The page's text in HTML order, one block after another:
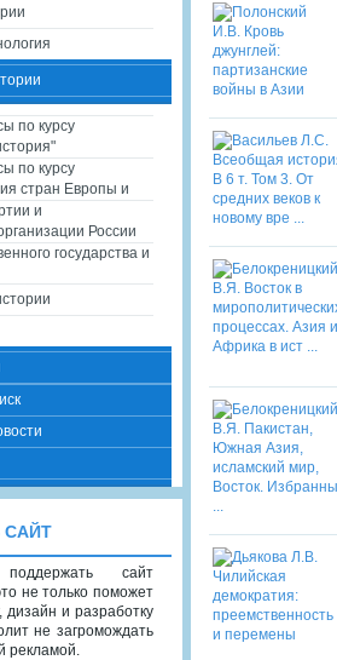
по курсу
по курсу
стран Европы и
и
России
государства и
САЙТ
сайт
не только поможет
дизайн и разработку
не загромождать
рекламой.